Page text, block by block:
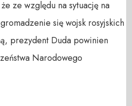
ze względu na sytuację na
się wojsk rosyjskich
prezydent Duda powinien
Narodowego